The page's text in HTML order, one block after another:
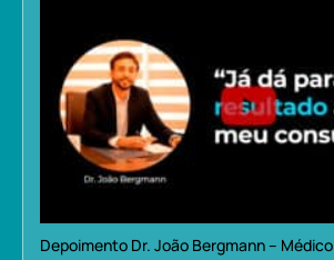
Depoimento Dr. João Bergmann –